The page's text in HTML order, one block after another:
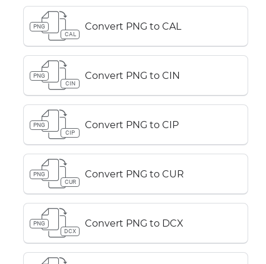
PNG
CAL
Convert PNG to CAL
PNG
CIN
Convert PNG to CIN
PNG
CIP
Convert PNG to CIP
PNG
CUR
Convert PNG to CUR
PNG
DCX
Convert PNG to DCX